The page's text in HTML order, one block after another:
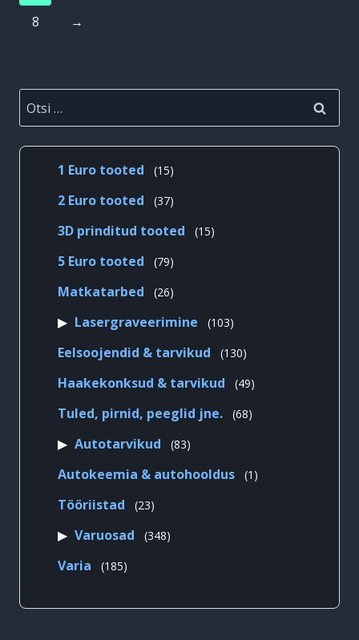
8
→
Otsi:
1 Euro tooted 1515
2 Euro tooted 3737
3D prinditud tooted 1515
5 Euro tooted 7979
Matkatarbed 2626
Lasergraveerimine 103103
Eelsoojendid & tarvikud 130130
Haakekonksud & tarvikud 4949
Tuled, pirnid, peeglid jne. 6868
Autotarvikud 8383
Autokeemia & autohooldus 1 1
Tööriistad 2323
Varuosad 348348
Varia 185185